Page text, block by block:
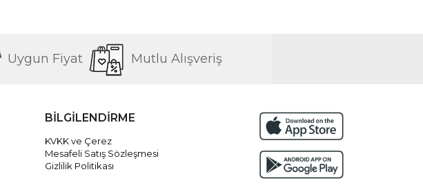
Uygun Fiyat Mutlu Alışveriş
BİLGİLENDİRME
KVKK ve Çerez
Mesafeli Satış Sözleşmesi
Gizlilik Politikası